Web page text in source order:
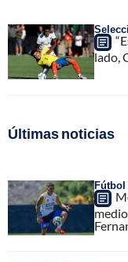
lado,
Últimas noticias
Fútbol